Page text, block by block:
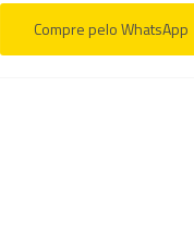
Compre pelo WhatsApp